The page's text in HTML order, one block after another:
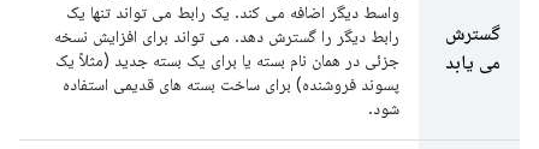
گسترش
می یابد
واسط دیگر اضافه می کند. یک رابط می تواند تنها یک
رابط دیگر را گسترش دهد. می تواند برای افزایش نسخه
جزئی در همان نام بسته یا برای یک بسته جدید (مثلاً یک
پسوند فروشنده) برای ساخت بسته های قدیمی استفاده
شود.